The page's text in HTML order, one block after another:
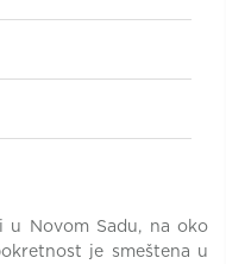
u Novom Sadu, na oko
je smeštena u